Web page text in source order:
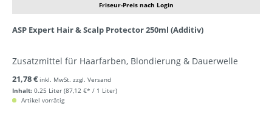
Friseur-Preis nach Login
ASP Expert Hair & Scalp Protector 250ml (Additiv)
Zusatzmittel für Haarfarben, Blondierung & Dauerwelle
Inhalt: 0.25 Liter (87,12 €* / 1 Liter)
21,78 € inkl. MwSt. zzgl. Versand
Artikel vorrätig